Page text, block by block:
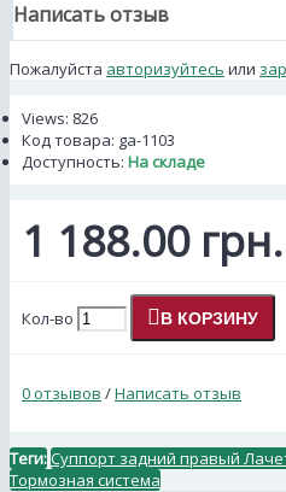
Написать отзыв
Пожалуйста авторизуйтесь или
Views: 826
Код товара: ga-1103
Доступность: На складе
1 188.00 грн.
Кол-во В КОРЗИНУ
0 отзывов /Написать отзыв
Теги:Суппорт задний правый
Тормозная система